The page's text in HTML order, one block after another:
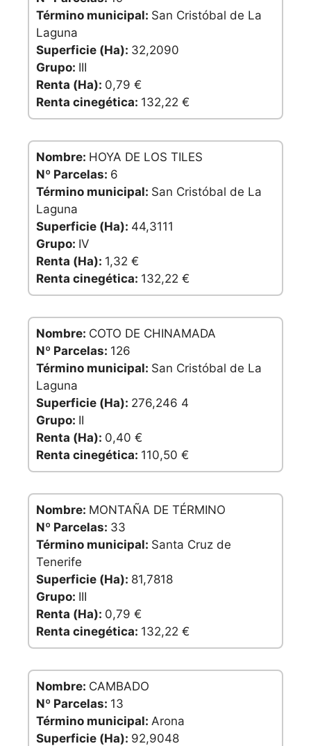
Término municipal: San Cristóbal de La
Laguna
Superficie (Ha): 32,2090
Grupo: III
Renta (Ha): 0,79 €
Renta cinegética: 132,22 €
Nombre: HOYA DE LOS TILES
Nº Parcelas: 6
Término municipal: San Cristóbal de La
Laguna
Superficie (Ha): 44,3111
Grupo: IV
Renta (Ha): 1,32 €
Renta cinegética: 132,22 €
Nombre: COTO DE CHINAMADA
Nº Parcelas: 126
Término municipal: San Cristóbal de La
Laguna
Superficie (Ha): 276,246 4
Grupo: II
Renta (Ha): 0,40 €
Renta cinegética: 110,50 €
Nombre: MONTAÑA DE TÉRMINO
Nº Parcelas: 33
Término municipal: Santa Cruz de
Tenerife
Superficie (Ha): 81,7818
Grupo: III
Renta (Ha): 0,79 €
Renta cinegética: 132,22 €
Nombre: CAMBADO
Nº Parcelas: 13
Término municipal: Arona
Superficie (Ha): 92,9048